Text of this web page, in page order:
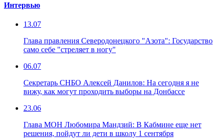
Интервью
13.07
Глава правления Северодонецкого "Азота": Государство
само себе "стреляет в ногу"
06.07
Секретарь СНБО Алексей Данилов: На сегодня я не
вижу, как могут проходить выборы на Донбассе
23.06
Глава МОН Любомира Мандзий: В Кабмине еще нет
решения, пойдут ли дети в школу 1 сентября